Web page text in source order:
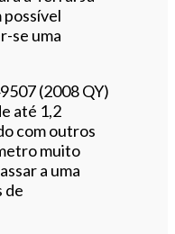
possível
se uma
(2008 QY)
até 1,2
com outros
muito
a uma
de